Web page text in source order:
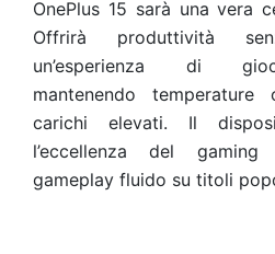
OnePlus 15 sarà una vera
Offrirà produttività
un’esperienza di
mantenendo
carichi elevati. Il
l’eccellenza del gaming
gameplay fluido su titoli